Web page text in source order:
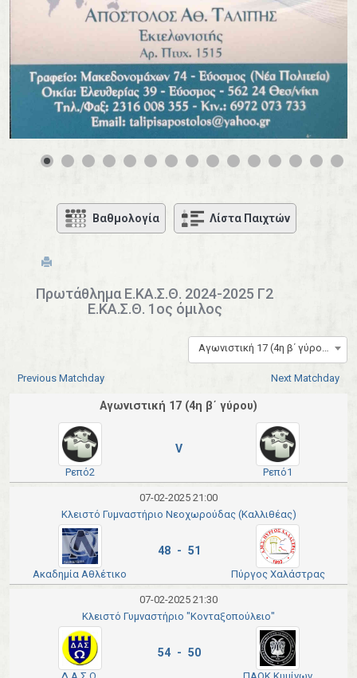
Βαθμολογία Λίστα Παιχτών
Πρωτάθλημα Ε.ΚΑ.Σ.Θ. 2024-2025 Γ2
Ε.ΚΑ.Σ.Θ. 1ος όμιλος
Αγωνιστική 17 (4η β΄ γύρου)
Previous Matchday Next Matchday
Αγωνιστική 17 (4η β΄ γύρου)
Ρεπό2
V
Ρεπό1
07-02-2025 21:00
Κλειστό Γυμναστήριο Νεοχωρούδας (Καλλιθέας)
Ακαδημία Αθλέτικο
48 - 51
Πύργος Χαλάστρας
07-02-2025 21:30
Κλειστό Γυμναστήριο "Κονταξοπούλειο"
54 - 50